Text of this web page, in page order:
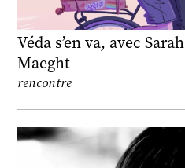
Véda s’en va, avec Sarah
Maeght
rencontre